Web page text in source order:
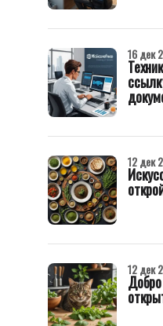
16 дек
12 дек
12 дек